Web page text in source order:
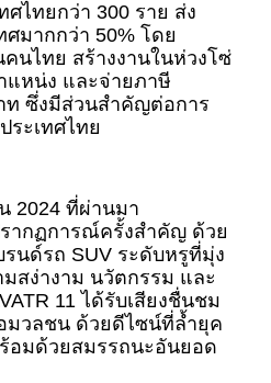
ศไทยกว่า 300 ราย ส่ง
ศมากกว่า 50% โดย
นไทย สร้างงานในห่วงโซ่
แหน่ง และจ่ายภาษี
ท ซึ่งมีส่วนสำคัญต่อการ
ระเทศไทย
2024 ที่ผ่านมา
รากฏการณ์ครั้งสำคัญ ด้วย
รนด์รถ SUV ระดับหรูที่มุ่ง
สง่างาม นวัตกรรม และ
11 ได้รับเสียงชื่นชม
มวลชน ด้วยดีไซน์ที่ล้ำยุค
อมด้วยสมรรถนะอันยอด